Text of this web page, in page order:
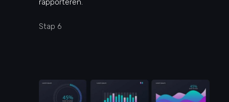
rapporteren.
Stap 6